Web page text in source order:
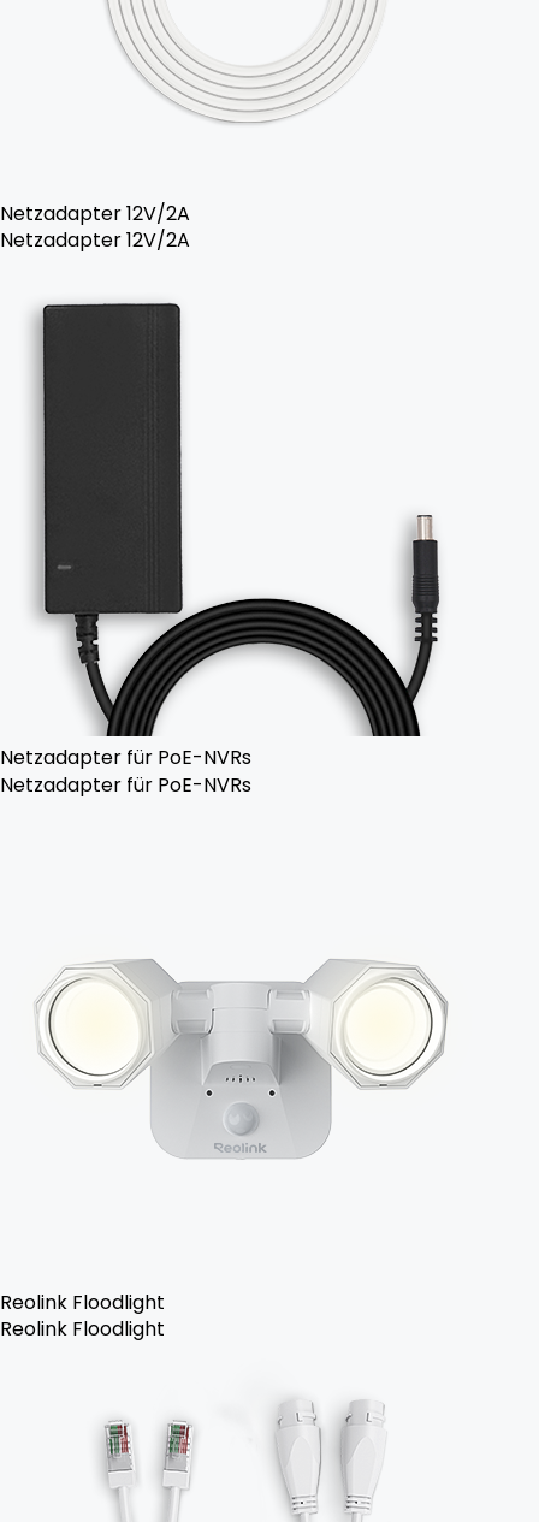
Netzadapter 12V/2A
Netzadapter 12V/2A
Netzadapter für PoE-NVRs
Netzadapter für PoE-NVRs
Reolink Floodlight
Reolink Floodlight